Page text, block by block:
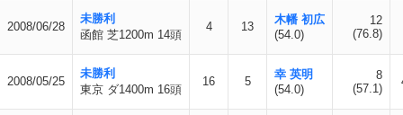
2008/06/28
未勝利
函館 芝1200m 14頭
4 13
木幡 初広
(54.0)
12
(76.8)
2008/05/25
未勝利
東京 ダ1400m 16頭
16 5
幸 英明
(54.0)
8
(57.1)